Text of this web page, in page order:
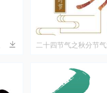
二十四节气之秋分节